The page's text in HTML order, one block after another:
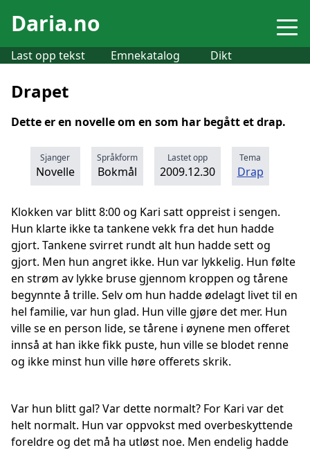
Daria.no
Last opp tekst Emnekatalog Dikt
Drapet
Dette er en novelle om en som har begått et drap.
Sjanger
Novelle
Språkform
Bokmål
Lastet opp
2009.12.30
Tema
Drap
Klokken var blitt 8:00 og Kari satt oppreist i sengen.
Hun klarte ikke ta tankene vekk fra det hun hadde
gjort. Tankene svirret rundt alt hun hadde sett og
gjort. Men hun angret ikke. Hun var lykkelig. Hun følte
en strøm av lykke bruse gjennom kroppen og tårene
begynnte å trille. Selv om hun hadde ødelagt livet til en
hel familie, var hun glad. Hun ville gjøre det mer. Hun
ville se en person lide, se tårene i øynene men offeret
innså at han ikke fikk puste, hun ville se blodet renne
og ikke minst hun ville høre offerets skrik.
Var hun blitt gal? Var dette normalt? For Kari var det
helt normalt. Hun var oppvokst med overbeskyttende
foreldre og det må ha utløst noe. Men endelig hadde